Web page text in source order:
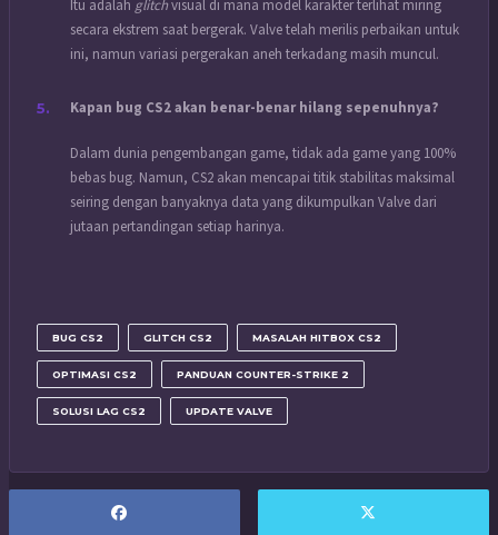
Itu adalah glitchvisual di mana model karakter terlihat miring
secara ekstrem saat bergerak. Valve telah merilis perbaikan untuk
ini, namun variasi pergerakan aneh terkadang masih muncul.
Kapan bug CS2 akan benar-benar hilang sepenuhnya?
Dalam dunia pengembangan game, tidak ada game yang 100%
bebas bug. Namun, CS2 akan mencapai titik stabilitas maksimal
seiring dengan banyaknya data yang dikumpulkan Valve dari
jutaan pertandingan setiap harinya.
BUG CS2 GLITCH CS2 MASALAH HITBOX CS2
OPTIMASI CS2 PANDUAN COUNTER-STRIKE 2
SOLUSI LAG CS2 UPDATE VALVE